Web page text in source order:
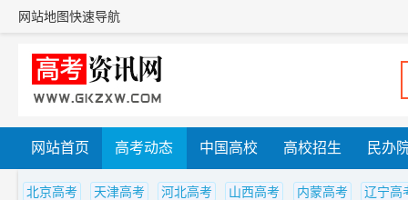
网站地图快速导航
网站首页 高考动态 中国高校 高校招生 民办
北京高考 天津高考 河北高考 山西高考 内蒙高考
辽宁高